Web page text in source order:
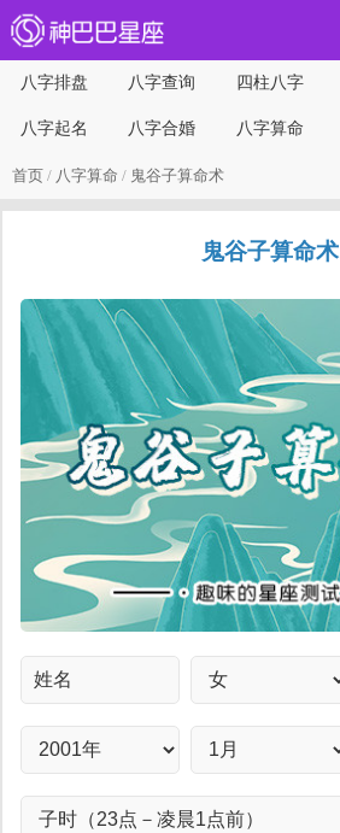
八字排盘 八字查询 四柱八字
八字起名 八字合婚 八字算命
首页 / 八字算命 / 鬼谷子算命术
鬼谷子算命术